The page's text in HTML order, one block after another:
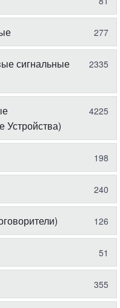
277
сигнальные
2335
Устройства)
4225
198
240
126
51
355